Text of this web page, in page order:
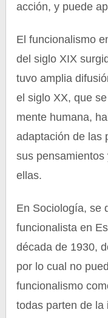
acción, y puede
El funcionalismo
del siglo XIX
tuvo amplia
el siglo XX, que
mente humana,
adaptación de las
sus
ellas.
En Sociología, se
funcionalista en
década de 1930,
por lo cual no
funcionalismo
todas parten de la